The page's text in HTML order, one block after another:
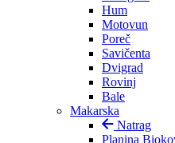
Hum
Motovun
Poreč
Savičenta
Dvigrad
Rovinj
Bale
Makarska
Natrag
Planina